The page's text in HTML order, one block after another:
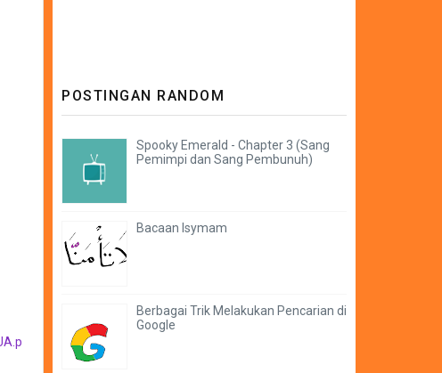
POSTINGAN RANDOM
Spooky Emerald - Chapter 3 (Sang
Pemimpi dan Sang Pembunuh)
Bacaan Isymam
Berbagai Trik Melakukan Pencarian di
Google